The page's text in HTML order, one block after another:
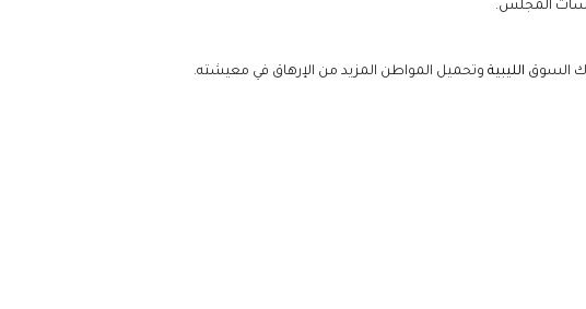
المجلس.
السوق الليبية وتحميل المواطن المزيد من الإرهاق في معيشته.